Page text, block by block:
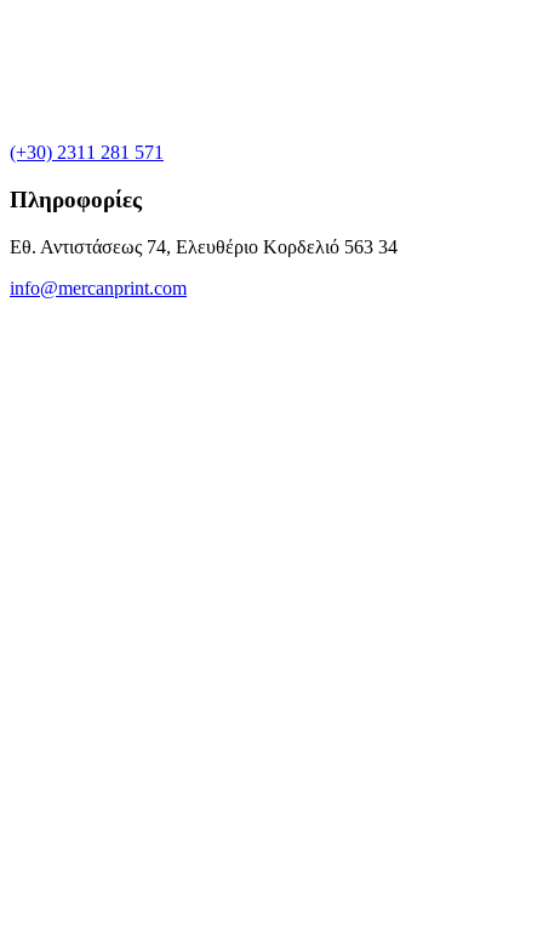
(+30) 2311 281 571
Πληροφορίες
Εθ. Αντιστάσεως 74, Ελευθέριο Κορδελιό 563 34
info@mercanprint.com